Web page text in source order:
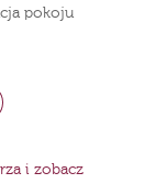
pokoju
i zobacz